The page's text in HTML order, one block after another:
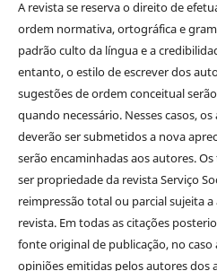
A revista se reserva o direito de
ordem normativa, ortográfica e
padrão culto da língua e a
entanto, o estilo de escrever dos
sugestões de ordem conceitual
quando necessário. Nesses casos,
deverão ser submetidos a nova
serão encaminhadas aos autores.
ser propriedade da revista Serviço
reimpressão total ou parcial sujeita
revista. Em todas as citações
fonte original de publicação, no caso
opiniões emitidas pelos autores dos